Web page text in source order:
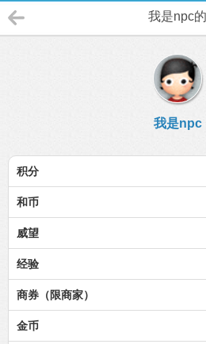
我是npc
我是npc
积分
和币
威望
经验
商券（限商家）
金币